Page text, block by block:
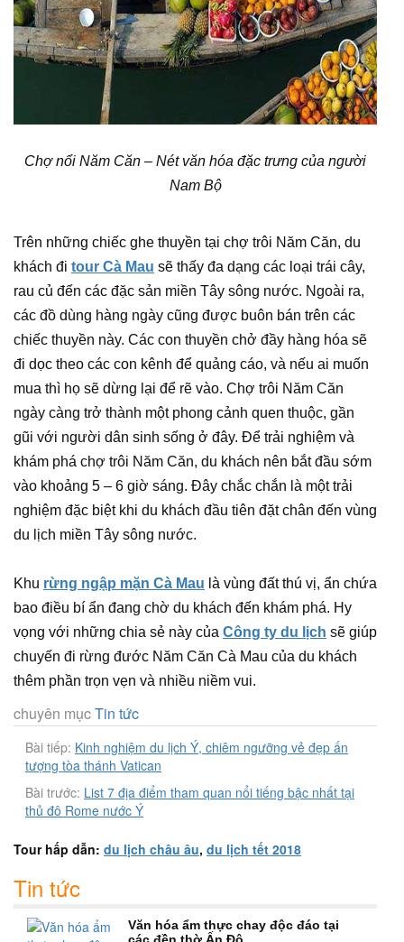
Chợ nổi Năm Căn – Nét văn hóa đặc trưng của người
Nam Bộ
Trên những chiếc ghe thuyền tại chợ trôi Năm Căn, du
khách đi tour Cà Mau sẽ thấy đa dạng các loại trái cây,
rau củ đến các đặc sản miền Tây sông nước. Ngoài ra,
các đồ dùng hàng ngày cũng được buôn bán trên các
chiếc thuyền này. Các con thuyền chở đầy hàng hóa sẽ
đi dọc theo các con kênh để quảng cáo, và nếu ai muốn
mua thì họ sẽ dừng lại để rẽ vào. Chợ trôi Năm Căn
ngày càng trở thành một phong cảnh quen thuộc, gần
gũi với người dân sinh sống ở đây. Để trải nghiệm và
khám phá chợ trôi Năm Căn, du khách nên bắt đầu sớm
vào khoảng 5 – 6 giờ sáng. Đây chắc chắn là một trải
nghiệm đặc biệt khi du khách đầu tiên đặt chân đến vùng
du lịch miền Tây sông nước.
Khu rừng ngập mặn Cà Mau là vùng đất thú vị, ẩn chứa
bao điều bí ẩn đang chờ du khách đến khám phá. Hy
vọng với những chia sẻ này của Công ty du lịch sẽ giúp
chuyến đi rừng đước Năm Căn Cà Mau của du khách
thêm phần trọn vẹn và nhiều niềm vui.
chuyên mụcTin tức
Bài tiếp: Kinh nghiệm du lịch Ý, chiêm ngưỡng vẻ đẹp ấn
tượng tòa thánh Vatican
Bài trước: List 7 địa điểm tham quan nổi tiếng bậc nhất tại
thủ đô Rome nước Ý
Tour hấp dẫn: du lịch châu âu, du lịch tết 2018
Tin tức
Văn hóa ẩm thực chay độc đáo tại